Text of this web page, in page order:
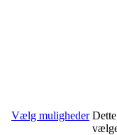
Vælg muligheder